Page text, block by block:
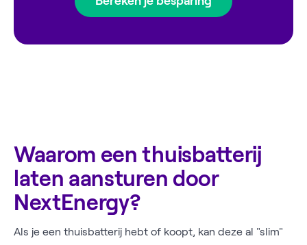
Waarom een thuisbatterij
laten aansturen door
NextEnergy?
Als je een thuisbatterij hebt of koopt, kan deze al "slim"